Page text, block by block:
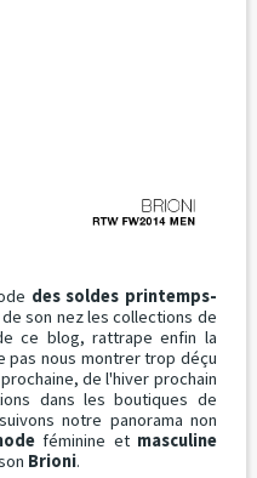
des soldes printemps-
son nez les collections de
ce blog, rattrape enfin la
pas nous montrer trop déçu
de l'hiver prochain
dans les boutiques de
notre panorama non
féminine et masculine
Brioni.